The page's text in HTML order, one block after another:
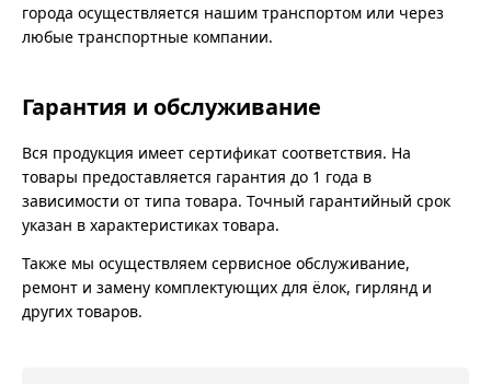
города осуществляется нашим транспортом или через
любые транспортные компании.
Гарантия и обслуживание
Вся продукция имеет сертификат соответствия. На
товары предоставляется гарантия до 1 года в
зависимости от типа товара. Точный гарантийный срок
указан в характеристиках товара.
Также мы осуществляем сервисное обслуживание,
ремонт и замену комплектующих для ёлок, гирлянд и
других товаров.